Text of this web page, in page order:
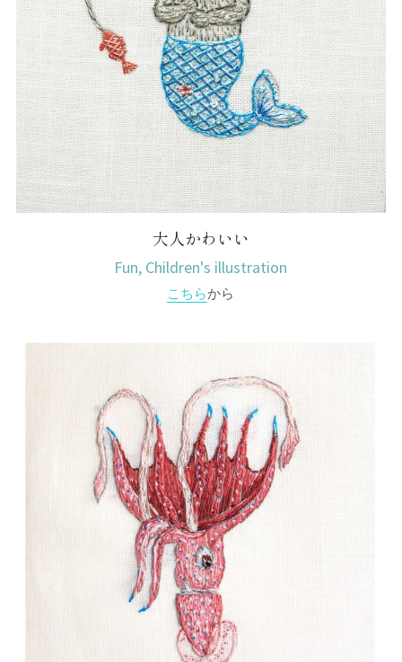
大人かわいい
Fun, Children's illustration
こちらから